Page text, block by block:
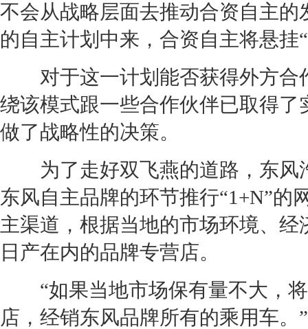
不会从战略层面去推动合资自主
的自主计划中来，合资自主将悬挂
对于这一计划能否获得外方合
绕该模式跟一些合作伙伴已取得
做了战略性的决策。
为了走好双飞燕的道路， 东风
东风自主品牌的环节推行“1+N”的
主渠道，根据当地的市场环境、
日产在内的品牌专营店。
“如果当地市场保有量不大，
店，经销东风品牌所有的乘用车。